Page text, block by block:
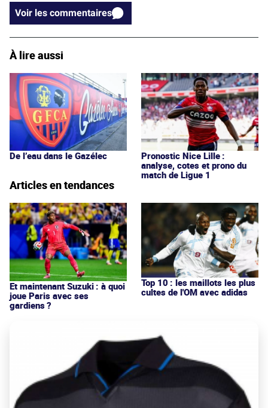
Voir les commentaires
À lire aussi
De l’eau dans le Gazélec
Pronostic Nice Lille :
analyse, cotes et prono du
match de Ligue 1
Articles en tendances
Et maintenant Suzuki : à quoi
joue Paris avec ses
gardiens ?
Top 10 : les maillots les plus
cultes de l'OM avec adidas